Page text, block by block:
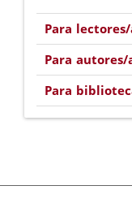
Para lectores/
Para autores/
Para